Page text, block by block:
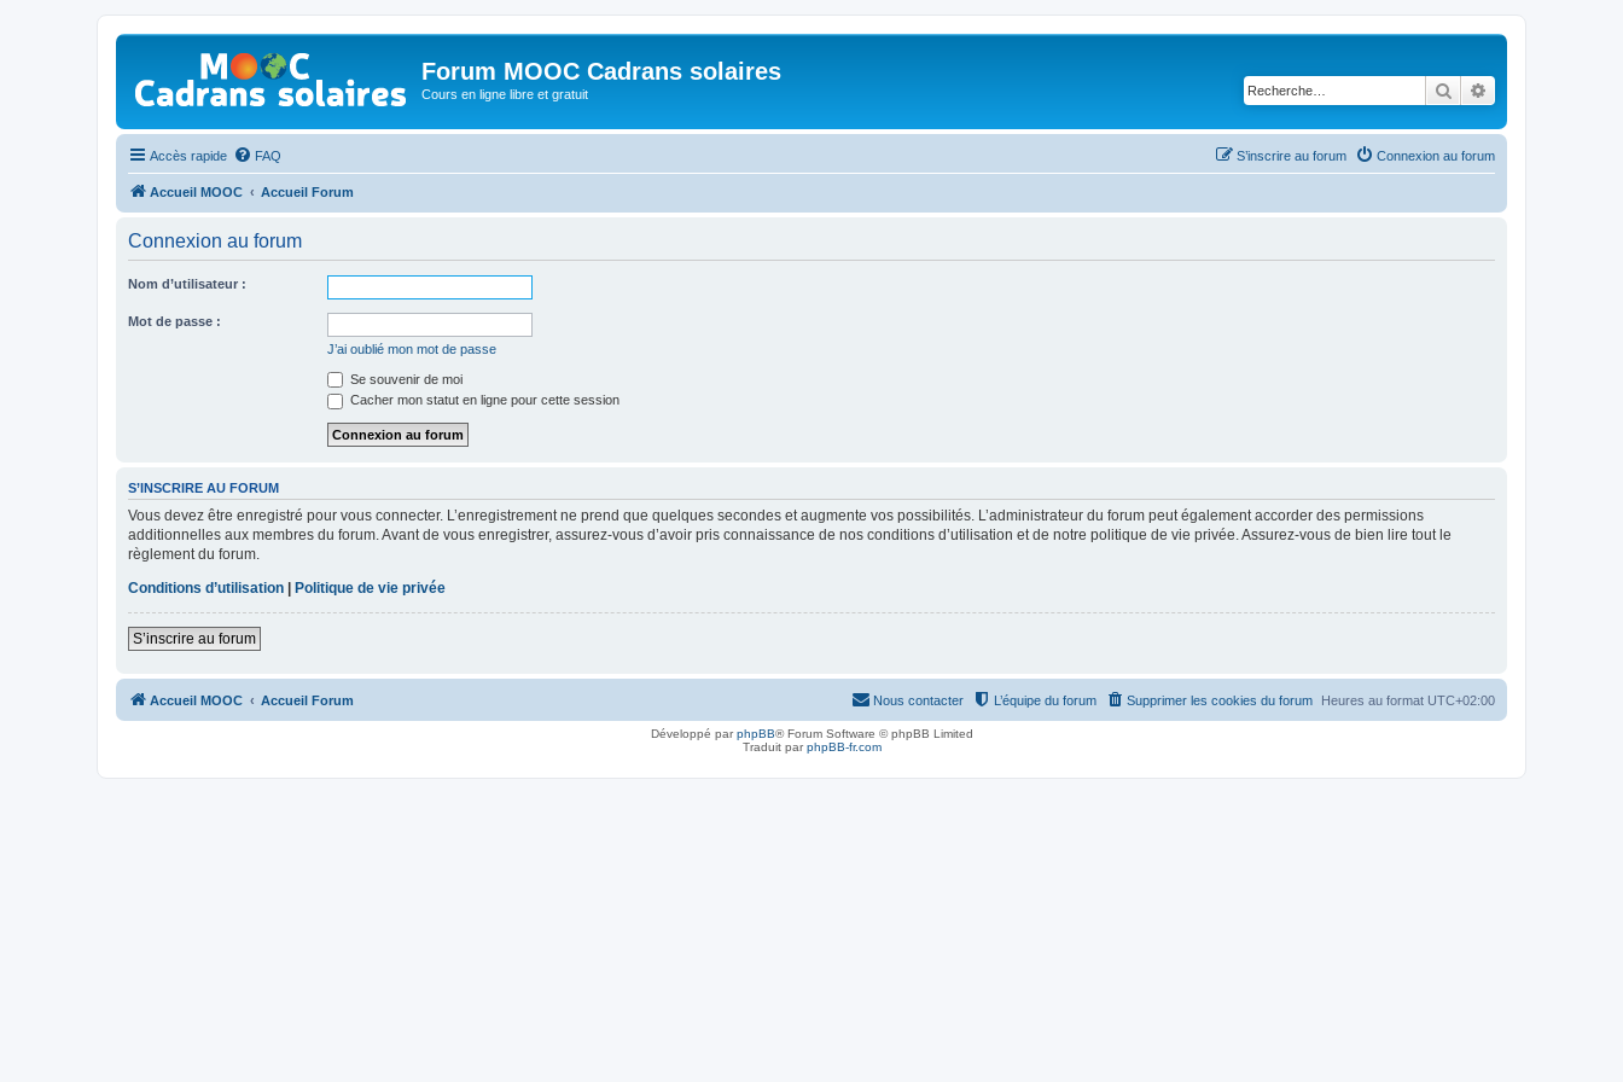
Forum MOOC Cadrans solaires
Cours en ligne libre et gratuit Rechercher
Accès rapide FAQ Connexion au forum
S’inscrire au forum
Accueil MOOC Accueil Forum
Connexion au forum
Nom d’utilisateur :
Mot de passe :
J’ai oublié mon mot de passe
Se souvenir de moi
Cacher mon statut en ligne pour cette session
S’INSCRIRE AU FORUM
Vous devez être enregistré pour vous connecter. L’enregistrement ne prend que quelques secondes et augmente vos possibilités. L’administrateur du forum peut également accorder des permissions
additionnelles aux membres du forum. Avant de vous enregistrer, assurez-vous d’avoir pris connaissance de nos conditions d’utilisation et de notre politique de vie privée. Assurez-vous de bien lire tout le
règlement du forum.
Conditions d’utilisation
Politique de vie privée
S’inscrire au forum
Accueil MOOC Accueil Forum Heures au format UTC+02:00
Supprimer les cookies du forum
L’équipe du forum
Nous contacter
Développé parphpBB® Forum Software © phpBB Limited
Traduit parphpBB-fr.com